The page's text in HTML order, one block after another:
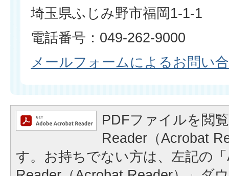
埼玉県ふじみ野市福岡1-1-1
電話番号：049-262-9000
メールフォームによるお問い
PDFファイルを閲
Reader（Acrobat
す。お持ちでない方は、左記の